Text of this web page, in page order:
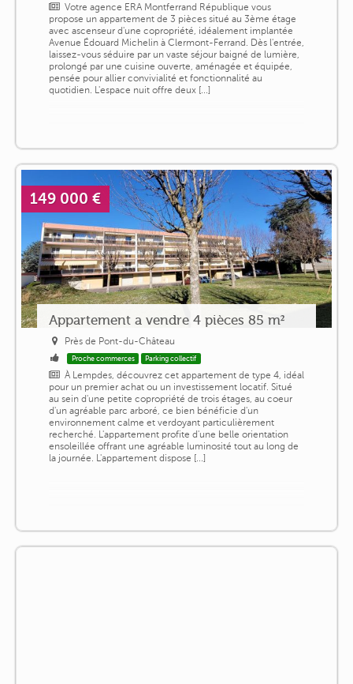
Votre agence ERA Montferrand République vous
propose un appartement de 3 pièces situé au 3ème étage
avec ascenseur d'une copropriété, idéalement implantée
Avenue Édouard Michelin à Clermont-Ferrand. Dès l'entrée,
laissez-vous séduire par un vaste séjour baigné de lumière,
prolongé par une cuisine ouverte, aménagée et équipée,
pensée pour allier convivialité et fonctionnalité au
quotidien. L'espace nuit offre deux [...]
149 000 €
Appartement a vendre 4 pièces 85 m²
Près de Pont-du-Château
Proche commerces Parking collectif
À Lempdes, découvrez cet appartement de type 4, idéal
pour un premier achat ou un investissement locatif. Situé
au sein d'une petite copropriété de trois étages, au coeur
d'un agréable parc arboré, ce bien bénéficie d'un
environnement calme et verdoyant particulièrement
recherché. L'appartement profite d'une belle orientation
ensoleillée offrant une agréable luminosité tout au long de
la journée. L'appartement dispose [...]